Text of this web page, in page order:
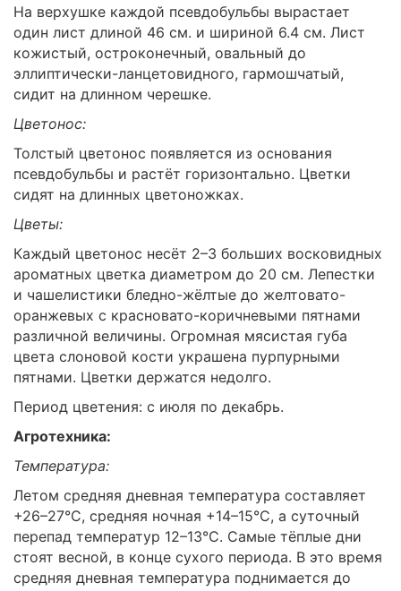
На верхушке каждой псевдобульбы вырастает
один лист длиной 46 см. и шириной 6.4 см. Лист
кожистый, остроконечный, овальный до
эллиптически-ланцетовидного, гармошчатый,
сидит на длинном черешке.
Цветонос:
Толстый цветонос появляется из основания
псевдобульбы и растёт горизонтально. Цветки
сидят на длинных цветоножках.
Цветы:
Каждый цветонос несёт 2–3 больших восковидных
ароматных цветка диаметром до 20 см. Лепестки
и чашелистики бледно-жёлтые до желтовато-
оранжевых с красновато-коричневыми пятнами
различной величины. Огромная мясистая губа
цвета слоновой кости украшена пурпурными
пятнами. Цветки держатся недолго.
Период цветения: с июля по декабрь.
Агротехника:
Температура:
Летом средняя дневная температура составляет
+26–27°C, средняя ночная +14–15°C, а суточный
перепад температур 12–13°C. Самые тёплые дни
стоят весной, в конце сухого периода. В это время
средняя дневная температура поднимается до